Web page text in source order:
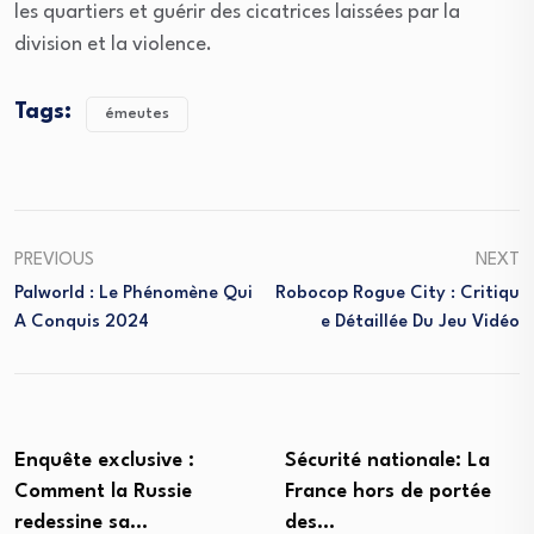
les quartiers et guérir des cicatrices laissées par la
division et la violence.
Tags: émeutes
PREVIOUS
Palworld : Le Phénomène Qui
A Conquis 2024
NEXT
Robocop Rogue City : Critiqu
E Détaillée Du Jeu Vidéo
Sécurité nationale: La
France hors de portée
des…
Jean-Michel Trogneux :
La troublante enquête